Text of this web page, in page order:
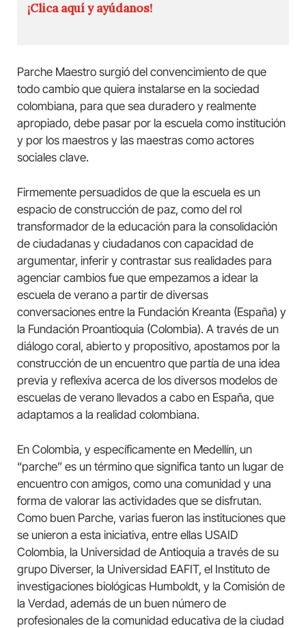
¡Clica aquí y ayúdanos!
Parche Maestro surgió del convencimiento de que
todo cambio que quiera instalarse en la sociedad
colombiana, para que sea duradero y realmente
apropiado, debe pasar por la escuela como institución
y por los maestros y las maestras como actores
sociales clave.
Firmemente persuadidos de que la escuela es un
espacio de construcción de paz, como del rol
transformador de la educación para la consolidación
de ciudadanas y ciudadanos con capacidad de
argumentar, inferir y contrastar sus realidades para
agenciar cambios fue que empezamos a idear la
escuela de verano a partir de diversas
conversaciones entre la Fundación Kreanta (España) y
la Fundación Proantioquia (Colombia). A través de un
diálogo coral, abierto y propositivo, apostamos por la
construcción de un encuentro que partía de una idea
previa y reflexiva acerca de los diversos modelos de
escuelas de verano llevados a cabo en España, que
adaptamos a la realidad colombiana.
En Colombia, y específicamente en Medellín, un
“parche” es un término que significa tanto un lugar de
encuentro con amigos, como una comunidad y una
forma de valorar las actividades que se disfrutan.
Como buen Parche, varias fueron las instituciones que
se unieron a esta iniciativa, entre ellas USAID
Colombia, la Universidad de Antioquia a través de su
grupo Diverser, la Universidad EAFIT, el Instituto de
investigaciones biológicas Humboldt, y la Comisión de
la Verdad, además de un buen número de
profesionales de la comunidad educativa de la ciudad